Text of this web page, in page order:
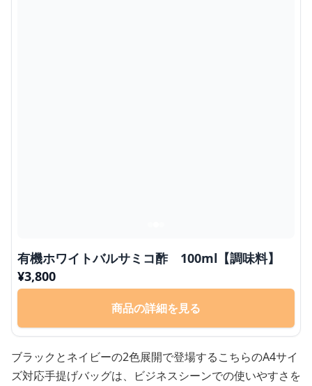
有機ホワイトバルサミコ酢 100ml【調味料】
¥3,800
商品の詳細を見る
ブラックとネイビーの2色展開で登場するこちらのA4サイ
ズ対応手提げバッグは、ビジネスシーンでの使いやすさを